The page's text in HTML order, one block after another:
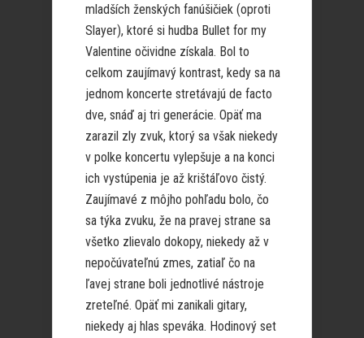
mladších ženských fanúšičiek (oproti
Slayer), ktoré si hudba Bullet for my
Valentine očividne získala. Bol to
celkom zaujímavý kontrast, kedy sa na
jednom koncerte stretávajú de facto
dve, snáď aj tri generácie. Opäť ma
zarazil zly zvuk, ktorý sa však niekedy
v polke koncertu vylepšuje a na konci
ich vystúpenia je až krištáľovo čistý.
Zaujímavé z môjho pohľadu bolo, čo
sa týka zvuku, že na pravej strane sa
všetko zlievalo dokopy, niekedy až v
nepočúvateľnú zmes, zatiaľ čo na
ľavej strane boli jednotlivé nástroje
zreteľné. Opäť mi zanikali gitary,
niekedy aj hlas speváka. Hodinový set